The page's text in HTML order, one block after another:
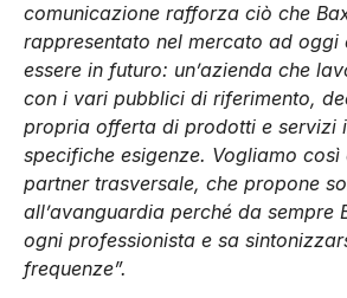
comunicazione rafforza ciò che
rappresentato nel mercato ad oggi
essere in futuro: un’azienda che
con i vari pubblici di riferimento,
propria offerta di prodotti e servizi
specifiche esigenze. Vogliamo così
partner trasversale, che propone
all’avanguardia perché da sempre
ogni professionista e sa
frequenze”.